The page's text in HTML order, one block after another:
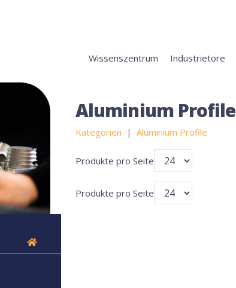
Wissenszentrum Industrietore
Aluminium Profile
Kategorien Aluminium Profile
Produkte pro Seite
Produkte pro Seite